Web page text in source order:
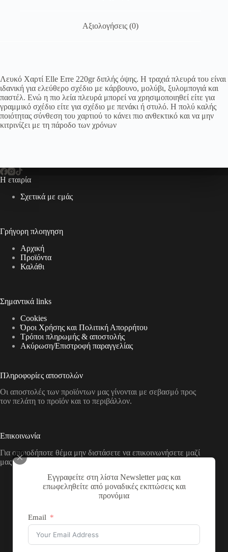
Εγγραφείτε στη λίστα Newsletter μας και
επωφεληθείτε από μοναδικές εκπτώσεις και
προνόμια
Email
Αξιολογήσεις (0)
Λευκό Χαρτί Elle Erre 220gr διπλής όψης. Η τραχιά πλευρά του είναι
ιδανική για ελεύθερο σχέδιο με κάρβουνο, μολύβι, ξυλομπογιά και
παστέλ. Ενώ η πιο λεία πλευρά μπορεί να χρησιμοποιηθεί είτε για
γραμμικό σχέδιο είτε για σχέδιο με πενάκι ή στυλό. Η πολύ καλής
ποιότητας σύνθεση του χαρτιού το κάνει πιο ανθεκτικό και να μην
κιτρινίζει με τη πάροδο των χρόνων
Η εταιρία
Σχετικά με εμάς
Γρήγορη πλοηγηση
Αρχική
Προϊόντα
Καλάθι
Σημαντικά links
Cookies
Όροι Χρήσης και Πολιτική Απορρήτου
Τρόποι πληρωμής & αποστολής
Aκύρωση/Επιστροφή παραγγελίας
Πληροφορίες αποστολών
Οι αποστολές των προϊόντων μας γίνονται με σεβασμό προς
τον πελάτη το προϊόν και το περιβάλλον.
Επικοινωνία
Για οποιοδήποτε θέμα μην διστάσετε να επικοινωνήσετε μαζί
μας με τους παρακάτω τρόπους
Διεύθυνση:
Νικολάου Χάσου 19, ΤΚ 53100, Φλώρινα,
Τηλέφωνο:
+30 2385 503290
Email: